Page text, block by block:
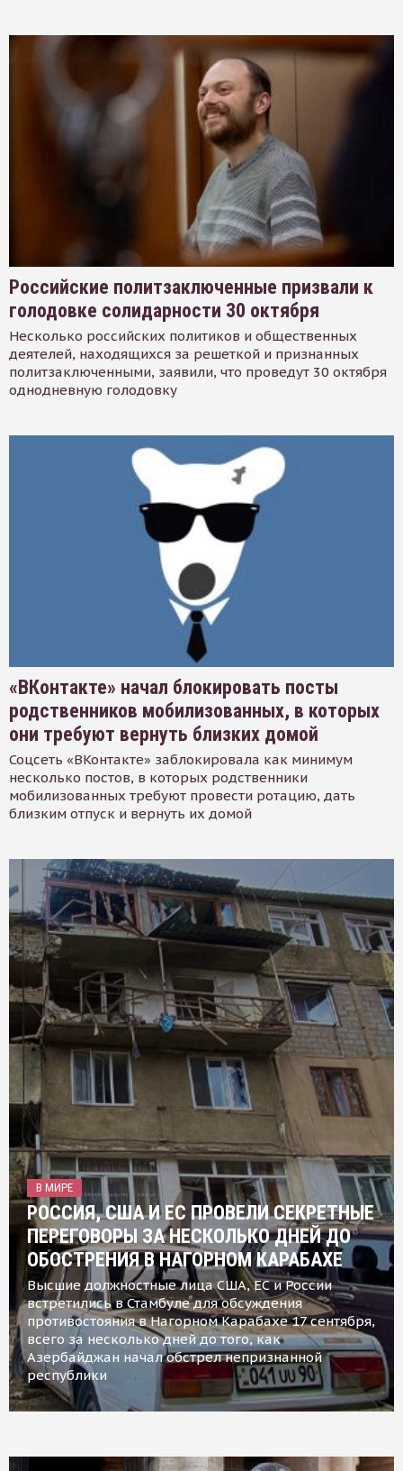
Российские политзаключенные призвали к
голодовке солидарности 30 октября
Несколько российских политиков и общественных
деятелей, находящихся за решеткой и признанных
политзаключенными, заявили, что проведут 30 октября
однодневную голодовку
«ВКонтакте» начал блокировать посты
родственников мобилизованных, в которых
они требуют вернуть близких домой
Соцсеть «ВКонтакте» заблокировала как минимум
несколько постов, в которых родственники
мобилизованных требуют провести ротацию, дать
близким отпуск и вернуть их домой
В МИРЕ
РОССИЯ, США И ЕС ПРОВЕЛИ СЕКРЕТНЫЕ
ПЕРЕГОВОРЫ ЗА НЕСКОЛЬКО ДНЕЙ ДО
ОБОСТРЕНИЯ В НАГОРНОМ КАРАБАХЕ
Высшие должностные лица США, ЕС и России
встретились в Стамбуле для обсуждения
противостояния в Нагорном Карабахе 17 сентября,
всего за несколько дней до того, как
Азербайджан начал обстрел непризнанной
республики